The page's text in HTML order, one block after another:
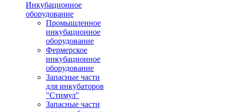
Инкубационное
оборудование
Промышленное
инкубационное
оборудование
Фермерское
инкубационное
оборудование
Запасные части
для инкубаторов
"Стимул"
Запасные части